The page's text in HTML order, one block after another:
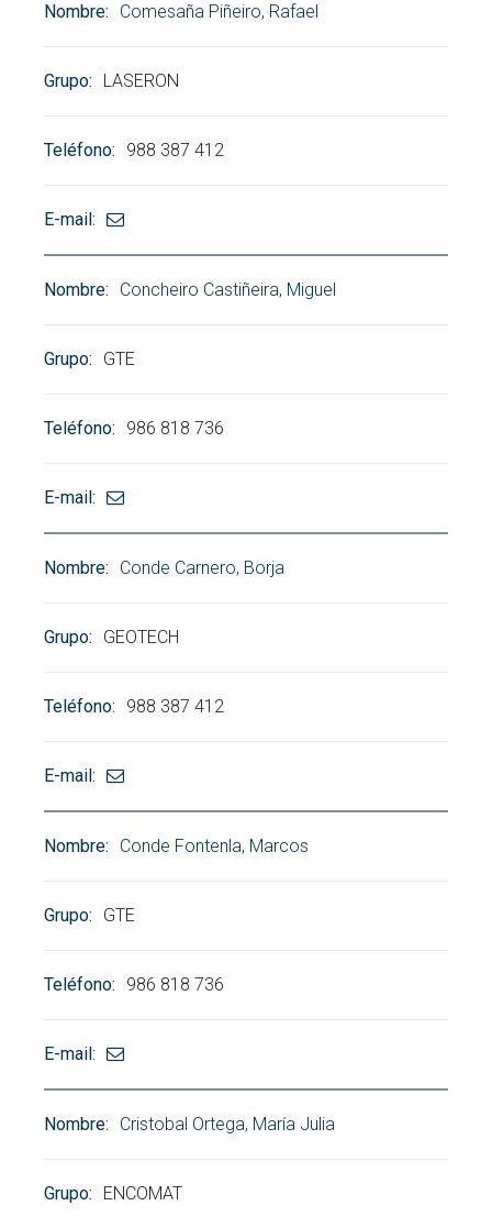
Comesaña Piñeiro, Rafael
LASERON
988 387 412
Concheiro Castiñeira, Miguel
GTE
986 818 736
Conde Carnero, Borja
GEOTECH
988 387 412
Conde Fontenla, Marcos
GTE
986 818 736
Cristobal Ortega, María Julia
ENCOMAT